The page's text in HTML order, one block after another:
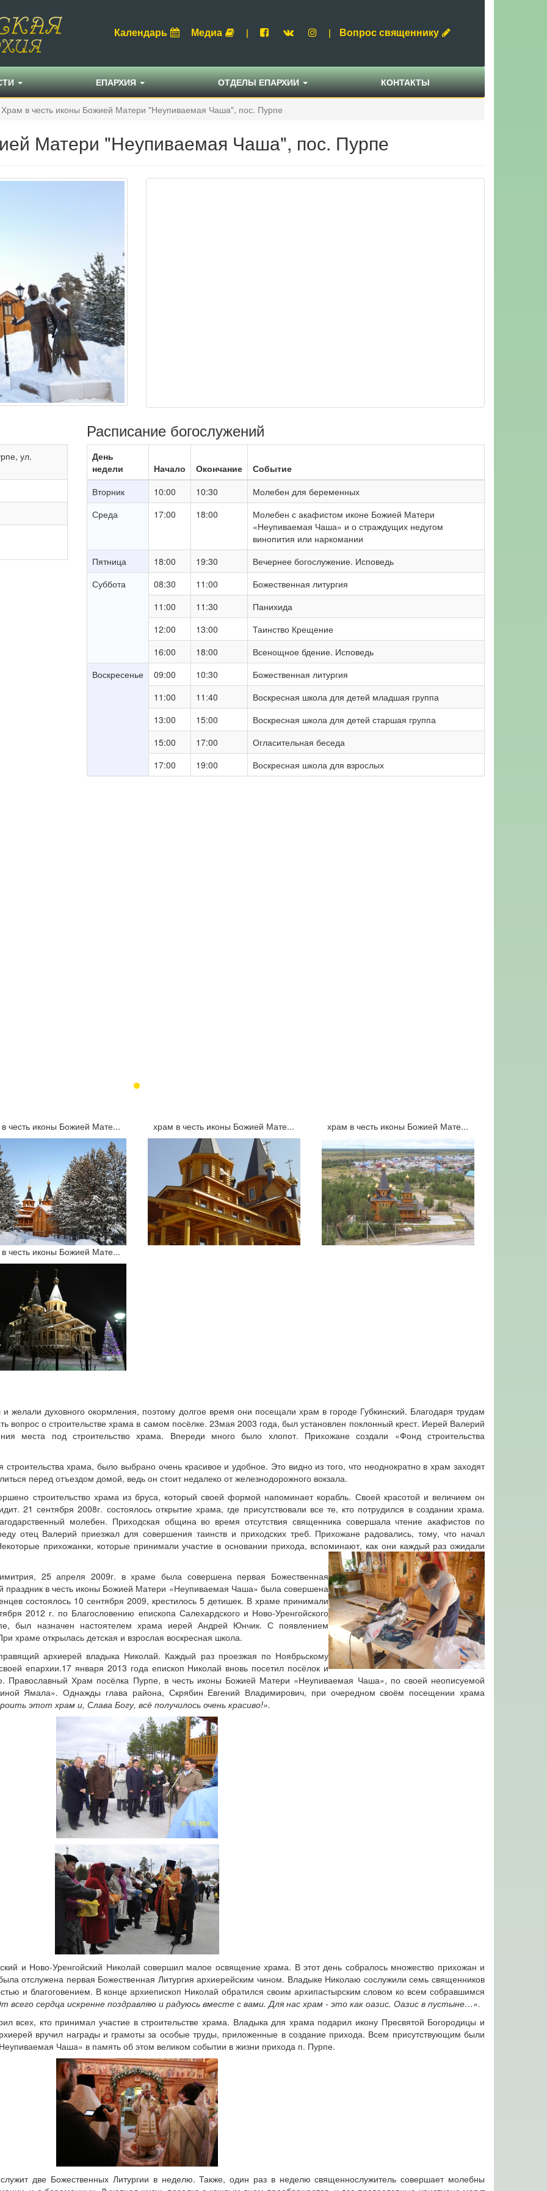
Календарь Медиа | | Вопрос священнику
ЕПАРХИЯ ОТДЕЛЫ ЕПАРХИИ КОНТАКТЫ
Храм в честь иконы Божией Матери "Неупиваемая Чаша", пос. Пурпе
Матери "Неупиваемая Чаша", пос. Пурпе
ул.
Расписание богослужений
День
недели
Начало Окончание
Событие
Вторник
10:00 10:30
Молебен для беременных
Среда
17:00 18:00
Молебен с акафистом иконе Божией Матери
«Неупиваемая Чаша» и о страждущих недугом
винопития или наркомании
Пятница
18:00 19:30
Вечернее богослужение. Исповедь
Суббота
08:30 11:00
Божественная литургия
11:00
11:30
Панихида
12:00
13:00
Таинство Крещение
16:00
18:00
Всенощное бдение. Исповедь
Воскресенье
09:00 10:30
Божественная литургия
11:00
11:40
Воскресная школа для детей младшая группа
13:00
15:00
Воскресная школа для детей старшая группа
15:00
17:00
Огласительная беседа
17:00
19:00 Воскресная школа для взрослых
честь иконы Божией Мате... храм в честь иконы Божией Мате... храм в честь иконы Божией Мате...
честь иконы Божией Мате...
желали духовного окормления, поэтому долгое время они посещали храм в городе Губкинский. Благодаря трудам
вопрос о строительстве храма в самом посёлке. 23мая 2003 года, был установлен поклонный крест. Иерей Валерий
места под строительство храма. Впереди много было хлопот. Прихожане создали «Фонд строительства
храма, было выбрано очень красивое и удобное. Это видно из того, что неоднократно в храм заходят
перед отъездом домой, ведь он стоит недалеко от железнодорожного вокзала.
строительство храма из бруса, который своей формой напоминает корабль. Своей красотой и величием он
21 сентября 2008г. состоялось открытие храма, где присутствовали все те, кто потрудился в создании храма.
молебен. Приходская община во время отсутствия священника совершала чтение акафистов по
отец Валерий приезжал для совершения таинств и приходских треб. Прихожане радовались, тому, что начал
прихожанки, которые принимали участие в основании прихода, вспоминают, как они каждый раз ожидали
25 апреля 2009г. в храме была совершена первая Божественная
праздник в честь иконы Божией Матери «Неупиваемая Чаша» была совершена
состоялось 10 сентября 2009, крестилось 5 детишек. В храме принимали
2012 г. по Благословению епископа Салехардского и Ново-Уренгойского
был назначен настоятелем храма иерей Андрей Юнчик. С появлением
храме открылась детская и взрослая воскресная школа.
архиерей владыка Николай. Каждый раз проезжая по Ноябрьскому
епархии.17 января 2013 года епископ Николай вновь посетил посёлок и
Православный Храм посёлка Пурпе, в честь иконы Божией Матери «Неупиваемая Чаша», по своей неописуемой
Ямала». Однажды глава района, Скрябин Евгений Владимирович, при очередном своём посещении храма
этот храм и, Слава Богу, всё получилось очень красиво!».
и Ново-Уренгойский Николай совершил малое освящение храма. В этот день собралось множество прихожан и
отслужена первая Божественная Литургия архиерейским чином. Владыке Николаю сослужили семь священников
и благоговением. В конце архиепископ Николай обратился своим архипастырским словом ко всем собравшимся
сердца искренне поздравляю и радуюсь вместе с вами. Для нас храм - это как оазис. Оазис в пустыне…».
всех, кто принимал участие в строительстве храма. Владыка для храма подарил икону Пресвятой Богородицы и
вручил награды и грамоты за особые труды, приложенные в создание прихода. Всем присутствующим были
Чаша» в память об этом великом событии в жизни прихода п. Пурпе.
две Божественных Литургии в неделю. Также, один раз в неделю священнослужитель совершает молебны